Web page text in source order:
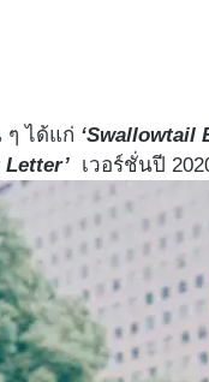
ๆ ได้แก่ ‘Swallowtail
Letter’ เวอร์ชั่นปี